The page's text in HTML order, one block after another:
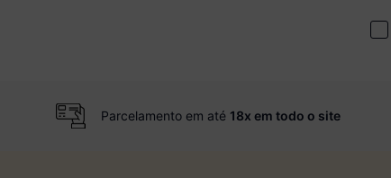
Parcelamento em até 18x em todo o site